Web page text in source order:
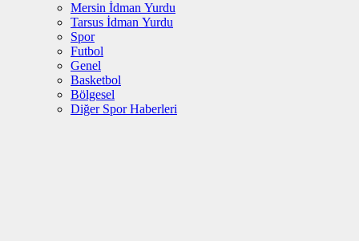
Mersin İdman Yurdu
Tarsus İdman Yurdu
Spor
Futbol
Genel
Basketbol
Bölgesel
Diğer Spor Haberleri